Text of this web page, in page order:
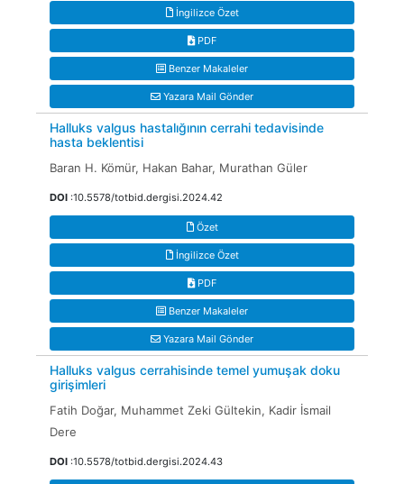
İngilizce Özet
PDF
Benzer Makaleler
Yazara Mail Gönder
Halluks valgus hastalığının cerrahi tedavisinde
hasta beklentisi
Baran H. Kömür, Hakan Bahar, Murathan Güler
DOI :10.5578/totbid.dergisi.2024.42
Özet
İngilizce Özet
PDF
Benzer Makaleler
Yazara Mail Gönder
Halluks valgus cerrahisinde temel yumuşak doku
girişimleri
Fatih Doğar, Muhammet Zeki Gültekin, Kadir İsmail
Dere
DOI :10.5578/totbid.dergisi.2024.43